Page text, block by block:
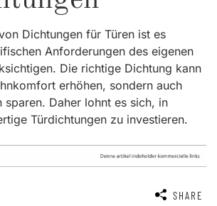
Dichtungen für Türen ist es
Anforderungen des eigenen
Die richtige Dichtung kann
erhöhen, sondern auch
sparen. Daher lohnt es sich, in
Türdichtungen zu investieren.
SHARE